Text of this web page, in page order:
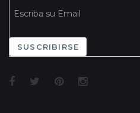
SUSCRIBIRSE